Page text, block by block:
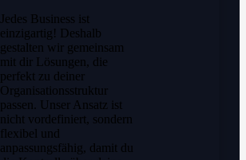
Jedes Business ist
einzigartig! Deshalb
gestalten wir gemeinsam
mit dir Lösungen, die
perfekt zu deiner
Organisationsstruktur
passen. Unser Ansatz ist
nicht vordefiniert, sondern
flexibel und
anpassungsfähig, damit du